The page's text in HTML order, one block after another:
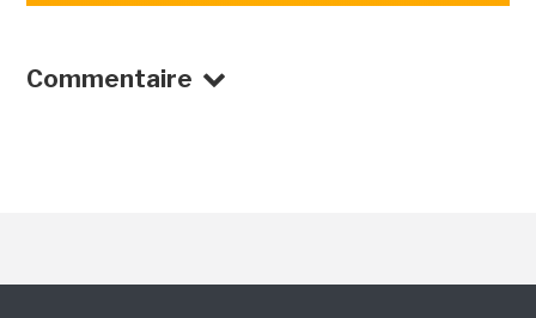
Commentaire